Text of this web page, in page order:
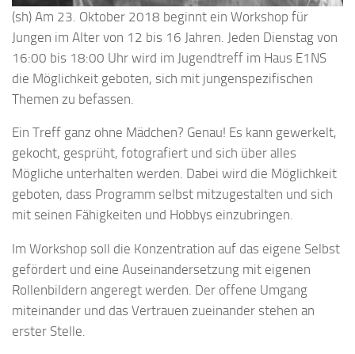
(sh) Am 23. Oktober 2018 beginnt ein Workshop für
Jungen im Alter von 12 bis 16 Jahren. Jeden Dienstag von
16:00 bis 18:00 Uhr wird im Jugendtreff im Haus E1NS
die Möglichkeit geboten, sich mit jungenspezifischen
Themen zu befassen.
Ein Treff ganz ohne Mädchen? Genau! Es kann gewerkelt,
gekocht, gesprüht, fotografiert und sich über alles
Mögliche unterhalten werden. Dabei wird die Möglichkeit
geboten, dass Programm selbst mitzugestalten und sich
mit seinen Fähigkeiten und Hobbys einzubringen.
Im Workshop soll die Konzentration auf das eigene Selbst
gefördert und eine Auseinandersetzung mit eigenen
Rollenbildern angeregt werden. Der offene Umgang
miteinander und das Vertrauen zueinander stehen an
erster Stelle.